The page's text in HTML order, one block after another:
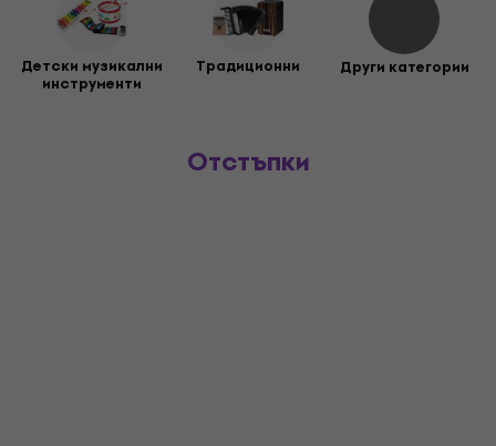
Детски музикални
инструменти
Традиционни Други категории
Отстъпки